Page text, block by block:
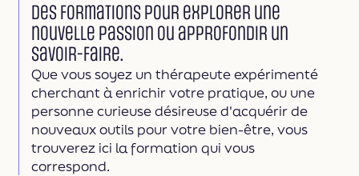
Des formations pour explorer une
nouvelle passion ou approfondir un
savoir-faire.
Que vous soyez un thérapeute expérimenté
cherchant à enrichir votre pratique, ou une
personne curieuse désireuse d'acquérir de
nouveaux outils pour votre bien-être, vous
trouverez ici la formation qui vous
correspond.